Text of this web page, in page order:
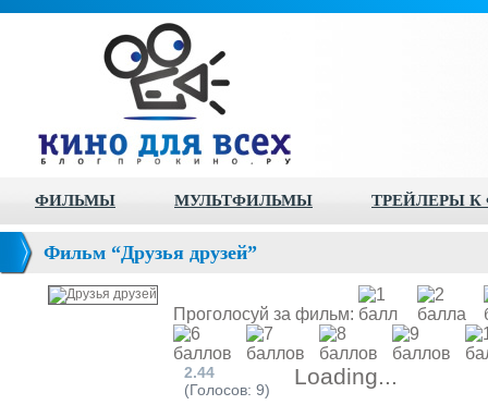
ФИЛЬМЫ МУЛЬТФИЛЬМЫ ТРЕЙЛЕРЫ
Фильм “Друзья друзей”
Проголосуй за фильм:
2.44
(Голосов: 9)
Loading...